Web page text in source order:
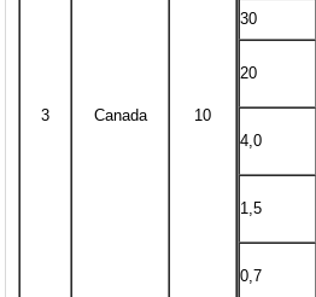
3 Canada 10
30
20
4,0
1,5
0,7